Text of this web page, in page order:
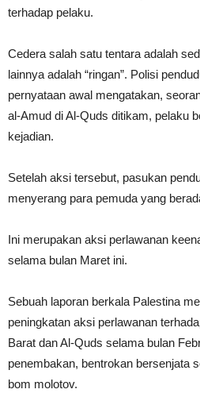
terhadap pelaku.
Cedera salah satu tentara adalah
lainnya adalah “ringan”. Polisi
pernyataan awal mengatakan,
al-Amud di Al-Quds ditikam, pelaku
kejadian.
Setelah aksi tersebut, pasukan
menyerang para pemuda yang
Ini merupakan aksi perlawanan
selama bulan Maret ini.
Sebuah laporan berkala Palestina
peningkatan aksi perlawanan
Barat dan Al-Quds selama bulan
penembakan, bentrokan bersenjata
bom molotov.